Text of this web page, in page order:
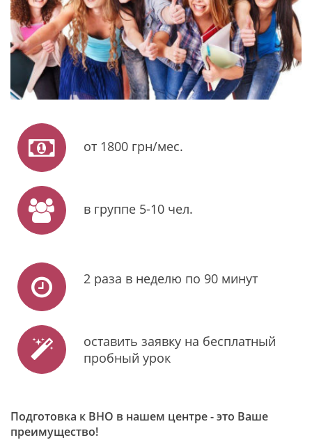
от 1800 грн/мес.
в группе 5-10 чел.
2 раза в неделю по 90 минут
оставить заявку на бесплатный
пробный урок
Подготовка к ВНО в нашем центре - это Ваше
преимущество!